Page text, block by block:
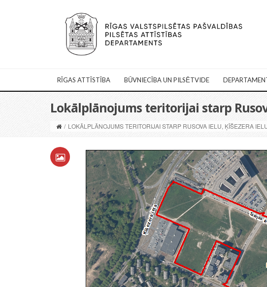
RĪGAS ATTĪSTĪBA BŪVNIECĪBA UN PILSĒTVIDE
Lokālplānojums teritorijai starp
/ LOKĀLPLĀNOJUMS TERITORIJAI STARP RUSOVA IELU, ĶĪŠEZERA